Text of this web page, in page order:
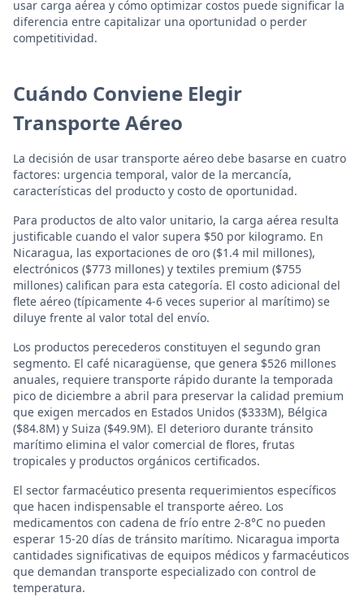
usar carga aérea y cómo optimizar costos puede significar la
diferencia entre capitalizar una oportunidad o perder
competitividad.
Cuándo Conviene Elegir
Transporte Aéreo
La decisión de usar transporte aéreo debe basarse en cuatro
factores: urgencia temporal, valor de la mercancía,
características del producto y costo de oportunidad.
Para productos de alto valor unitario, la carga aérea resulta
justificable cuando el valor supera $50 por kilogramo. En
Nicaragua, las exportaciones de oro ($1.4 mil millones),
electrónicos ($773 millones) y textiles premium ($755
millones) califican para esta categoría. El costo adicional del
flete aéreo (típicamente 4-6 veces superior al marítimo) se
diluye frente al valor total del envío.
Los productos perecederos constituyen el segundo gran
segmento. El café nicaragüense, que genera $526 millones
anuales, requiere transporte rápido durante la temporada
pico de diciembre a abril para preservar la calidad premium
que exigen mercados en Estados Unidos ($333M), Bélgica
($84.8M) y Suiza ($49.9M). El deterioro durante tránsito
marítimo elimina el valor comercial de flores, frutas
tropicales y productos orgánicos certificados.
El sector farmacéutico presenta requerimientos específicos
que hacen indispensable el transporte aéreo. Los
medicamentos con cadena de frío entre 2-8°C no pueden
esperar 15-20 días de tránsito marítimo. Nicaragua importa
cantidades significativas de equipos médicos y farmacéuticos
que demandan transporte especializado con control de
temperatura.